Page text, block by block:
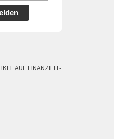
AUF FINANZIELL-